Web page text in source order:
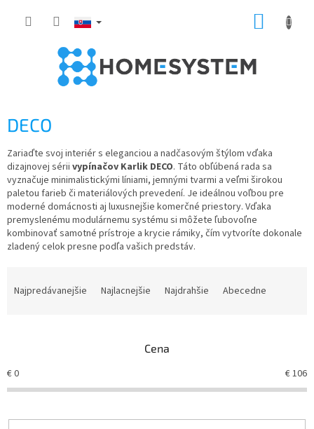
DECO
Zariaďte svoj interiér s eleganciou a nadčasovým štýlom vďaka
dizajnovej sérii vypínačov Karlik DECO. Táto obľúbená rada sa
vyznačuje minimalistickými líniami, jemnými tvarmi a veľmi širokou
paletou farieb či materiálových prevedení. Je ideálnou voľbou pre
moderné domácnosti aj luxusnejšie komerčné priestory. Vďaka
premyslenému modulárnemu systému si môžete ľubovoľne
kombinovať samotné prístroje a krycie rámiky, čím vytvoríte dokonale
zladený celok presne podľa vašich predstáv.
e
p
r
Najpredávanejšie Najlacnejšie Najdrahšie Abecedne
Cena
€0 €106